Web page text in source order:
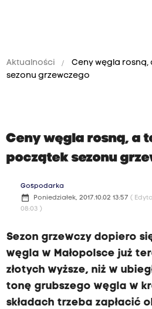
Aktualności
Ceny węgla
sezonu grzewczego
Ceny węgla rosną, a
początek sezonu
Gospodarka
date_range Poniedziałek, 2017.10.02 13:57 (
08:03 )
Sezon grzewczy dopiero
węgla w Małopolsce już
złotych wyższe, niż w
tonę grubszego węgla w
składach trzeba zapłacić